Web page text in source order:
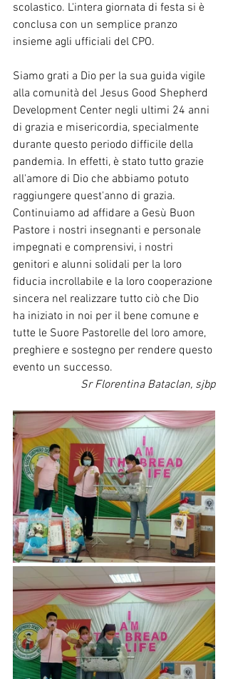
scolastico. L'intera giornata di festa si è
conclusa con un semplice pranzo
insieme agli ufficiali del CPO.
Siamo grati a Dio per la sua guida vigile
alla comunità del Jesus Good Shepherd
Development Center negli ultimi 24 anni
di grazia e misericordia, specialmente
durante questo periodo difficile della
pandemia. In effetti, è stato tutto grazie
all'amore di Dio che abbiamo potuto
raggiungere quest'anno di grazia.
Continuiamo ad affidare a Gesù Buon
Pastore i nostri insegnanti e personale
impegnati e comprensivi, i nostri
genitori e alunni solidali per la loro
fiducia incrollabile e la loro cooperazione
sincera nel realizzare tutto ciò che Dio
ha iniziato in noi per il bene comune e
tutte le Suore Pastorelle del loro amore,
preghiere e sostegno per rendere questo
evento un successo.
Sr Florentina Bataclan, sjbp